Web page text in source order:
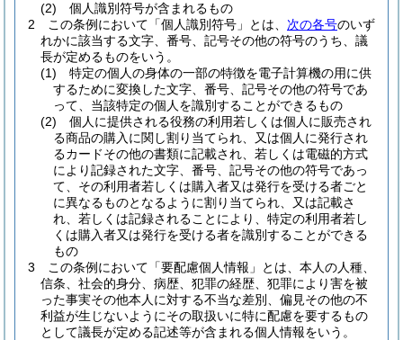
(2)
個人識別符号が含まれるもの
2
この条例において「個人識別符号」とは、 次の各号のいず
れかに該当する文字、番号、記号その他の符号のうち、議
長が定めるものをいう。
(1)
特定の個人の身体の一部の特徴を電子計算機の用に供
するために変換した文字、番号、記号その他の符号であ
って、当該特定の個人を識別することができるもの
(2)
個人に提供される役務の利用若しくは個人に販売され
る商品の購入に関し割り当てられ、又は個人に発行され
るカードその他の書類に記載され、若しくは電磁的方式
により記録された文字、番号、記号その他の符号であっ
て、その利用者若しくは購入者又は発行を受ける者ごと
に異なるものとなるように割り当てられ、又は記載さ
れ、若しくは記録されることにより、特定の利用者若し
くは購入者又は発行を受ける者を識別することができる
もの
3
この条例において「要配慮個人情報」とは、本人の人種、
信条、社会的身分、病歴、犯罪の経歴、犯罪により害を被
った事実その他本人に対する不当な差別、偏見その他の不
利益が生じないようにその取扱いに特に配慮を要するもの
として議長が定める記述等が含まれる個人情報をいう。